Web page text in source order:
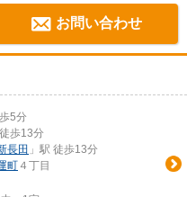
お問い合わせ
5分
歩13分
長田 」駅 徒歩13分
町 ４丁目